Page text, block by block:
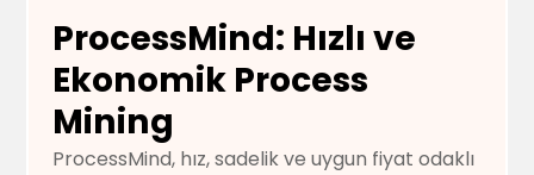
ProcessMind: Hızlı ve
Ekonomik Process
Mining
ProcessMind, hız, sadelik ve uygun fiyat odaklı